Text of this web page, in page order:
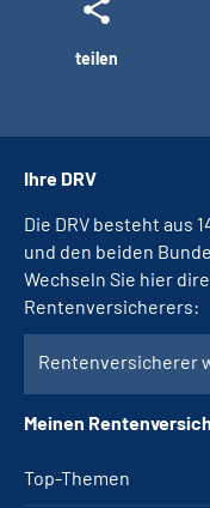
teilen
Top-Themen
Ihre DRV
Die DRV besteht aus
und den beiden
Wechseln Sie hier
Rentenversicherers:
Rentenversicherer
Meinen